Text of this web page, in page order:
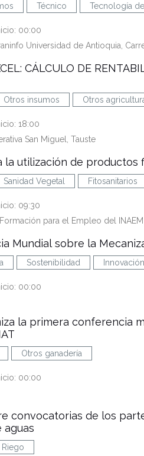
Técnico Tecnología
00:00
Universidad de Antioquia,
CÁLCULO DE
Otros insumos Otros
18:00
San Miguel, Tauste
la utilización de productos
Sanidad Vegetal Fitosanitarios
09:30
para el Empleo del
Mundial sobre la
Sostenibilidad Innovación
00:00
la primera conferencia
Otros ganadería
00:00
convocatorias de los
aguas
Riego